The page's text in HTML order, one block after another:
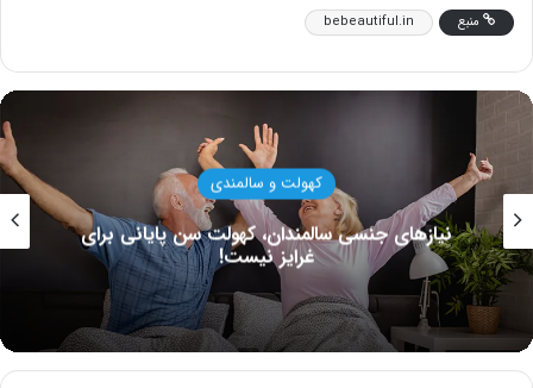
منبع bebeautiful.in
پایانی برای
بیماری ها و درمان های
ورزش ویلیامز؛ پیشنهادهای
عارضه‌های کمر